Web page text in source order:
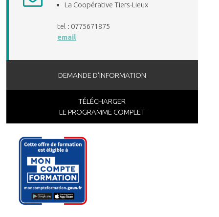
La Coopérative Tiers-Lieux
tel : 0775671875
email
DEMANDE D'INFORMATION
TÉLÉCHARGER
LE PROGRAMME COMPLET